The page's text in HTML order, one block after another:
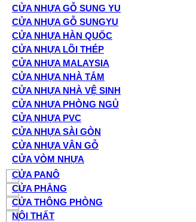
CỬA NHỰA GỖ SUNG YU
CỬA NHỰA GỖ SUNGYU
CỬA NHỰA HÀN QUỐC
CỬA NHỰA LÕI THÉP
CỬA NHỰA MALAYSIA
CỬA NHỰA NHÀ TẮM
CỬA NHỰA NHÀ VỆ SINH
CỬA NHỰA PHÒNG NGỦ
CỬA NHỰA PVC
CỬA NHỰA SÀI GÒN
CỬA NHỰA VÂN GỖ
CỬA VÒM NHỰA
CỬA PANÔ
CỬA PHẲNG
CỬA THÔNG PHÒNG
NỘI THẤT